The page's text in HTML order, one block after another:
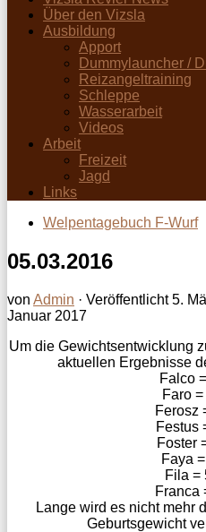
Über den Vizsla
Ausbildung
Apport
Dummylauncher /
Reizangeltraining
Schleppe
Wasserarbeit
Videos
Arbeit
Freizeit
Jagd
Links
Welpentagebuch F-Wurf
05.03.2016
von Admin · Veröffentlicht5.
Januar 2017
Um die Gewichtsentwicklung
aktuellen Ergebnisse
Falco
Faro
Ferosz
Festus
Foster
Faya
Fila =
Franca
Lange wird es nicht mehr
Geburtsgewicht